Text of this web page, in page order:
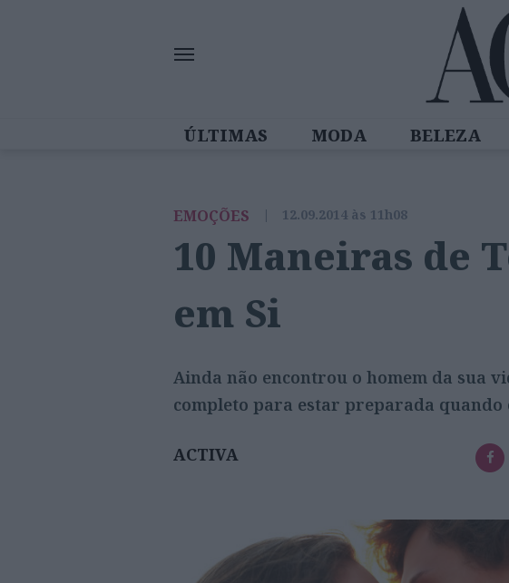
ÚLTIMAS MODA BELEZA
EMOÇÕES | 12.09.2014 às 11h08
10 Maneiras de
em Si
Ainda não encontrou o homem da sua
completo para estar preparada quando
ACTIVA